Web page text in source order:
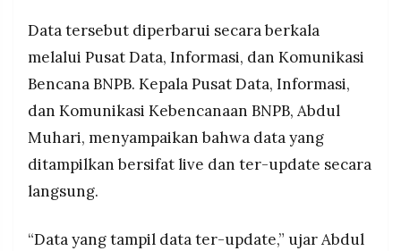
©
Resolusi.co
-
PT.
RESOLUSI
MEDIA
PRAMUDITA
Data tersebut diperbarui secara berkala
melalui Pusat Data, Informasi, dan Komunikasi
Bencana BNPB. Kepala Pusat Data, Informasi,
dan Komunikasi Kebencanaan BNPB, Abdul
Muhari, menyampaikan bahwa data yang
ditampilkan bersifat live dan ter-update secara
langsung.
“Data yang tampil data ter-update,” ujar Abdul